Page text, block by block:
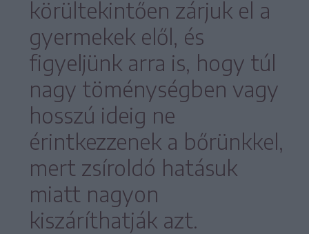
körültekintően zárjuk el a
gyermekek elől, és
figyeljünk arra is, hogy túl
nagy töménységben vagy
hosszú ideig ne
érintkezzenek a bőrünkkel,
mert zsíroldó hatásuk
miatt nagyon
kiszáríthatják azt.